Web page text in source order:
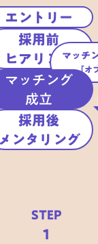
エントリー
採用前
ヒアリングマッチ
［オ
マッチング
成立
採用後
メンタリング
STEP
1